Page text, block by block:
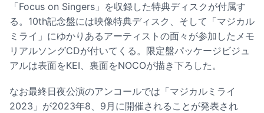
「Focus on Singers」を収録した特典ディスクが付属す
る。10th記念盤には映像特典ディスク、そして「マジカル
ミライ」にゆかりあるアーティストの面々が参加したメモ
リアルソングCDが付いてくる。限定盤パッケージビジュ
アルは表面をKEI、裏面をNOCOが描き下ろした。
なお最終日夜公演のアンコールでは「マジカルミライ
2023」が2023年8、9月に開催されることが発表され